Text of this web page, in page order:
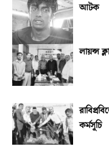
আটক
লায়ন্স
কর্মসূচি